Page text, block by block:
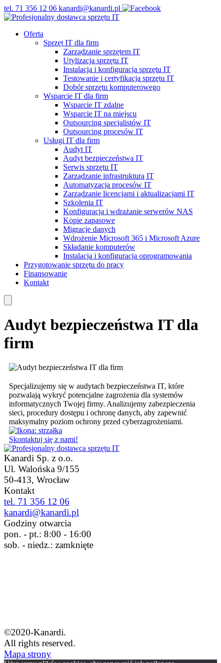
tel. 71 356 12 06 kanardi@kanardi.pl
Oferta
Sprzęt IT dla firm
Zarządzanie sprzętem IT
Utylizacja sprzętu IT
Instalacja i konfiguracja sprzętu IT
Testowanie i certyfikacja sprzętu IT
Dobór sprzętu komputerowego
Wsparcie IT dla firm
Wsparcie IT zdalne
Wsparcie IT na miejscu
Outsourcing specjalistów IT
Outsourcing procesów IT
Usługi IT dla firm
Audyt IT
Audyt bezpieczeństwa IT
Serwis sprzętu IT
Zarządzanie infrastrukturą IT
Automatyzacja procesów IT
Zarządzanie licencjami i aktualizacjami IT
Szkolenia IT
Konfiguracja i wdrażanie serwerów NAS
Kopie zapasowe
Migracje danych
Wdrożenie Microsoft 365 i Microsoft Azure
Składanie komputerów
Instalacja i konfiguracja oprogramowania
Przygotowanie sprzętu do pracy
Finansowanie
Kontakt
Audyt bezpieczeństwa IT dla
firm
Specjalizujemy się w audytach bezpieczeństwa IT, które
pozwalają wykryć potencjalne zagrożenia dla systemów
informatycznych Twojej firmy. Analizujemy zabezpieczenia
sieci, procedury dostępu i ochronę danych, aby zapewnić
maksymalny poziom ochrony przed cyberzagrożeniami.
Skontaktuj się z nami!
Kanardi Sp. z o.o.
Ul. Walońska 9/155
50-413, Wrocław
Kontakt
tel. 71 356 12 06
kanardi@kanardi.pl
Godziny otwarcia
pon. - pt.: 8:00 - 16:00
sob. - niedz.: zamknięte
©2020-Kanardi.
All rights reserved.
Mapa strony